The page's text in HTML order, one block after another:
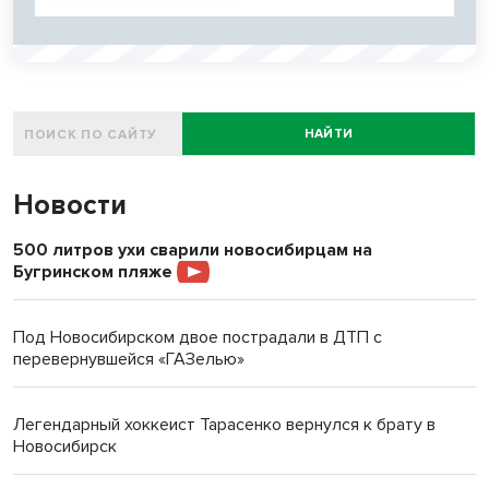
НАЙТИ
Новости
500 литров ухи сварили новосибирцам на
Бугринском пляже
Под Новосибирском двое пострадали в ДТП с
перевернувшейся «ГАЗелью»
Легендарный хоккеист Тарасенко вернулся к брату в
Новосибирск